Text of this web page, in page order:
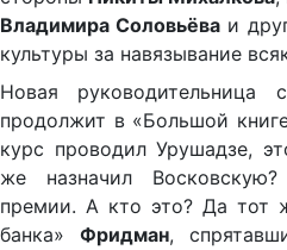
Владимира Соловьёва и
культуры за навязывание
Новая руководительница
продолжит в «Большой
курс проводил Урушадзе,
же назначил
премии. А кто это? Да тот
банка» Фридман,